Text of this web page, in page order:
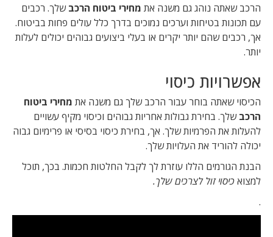
הרכב שאתה נוהג גם משנה את מחירי ביטוח הרכבשלך. רכבים
עם תכונות בטיחות וערכים נמוכים בדרך כלל עולים פחות בביטוח.
אך, רכבים שהם יותר יקרים או בעלי ביצועים גבוהים יכולים לעלות
יותר.
אפשרויות כיסוי
הכיסוי שאתה בוחר עבור הרכב שלך גם משנה את מחירי ביטוח
הרכבשלך. בחירת גבולות אחריות גבוהים וכיסוי מקיף עשויים
להעלות את הפרמיות שלך. אך, בחירת כיסוי בסיסי או פרימיום גבוה
יכולה להוריד את העלויות שלך.
הבנת הגורמים הללו עוזרת לך לקבל החלטות חכמות. בכך, תוכל
למצואכיסוי זול לצרכים שלך.
.